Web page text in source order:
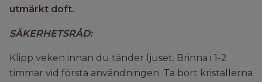
utmärkt doft.
SÄKERHETSRÅD:
Klipp veken innan du tänder ljuset. Brinna i 1-2
timmar vid första användningen. Ta bort kristallerna